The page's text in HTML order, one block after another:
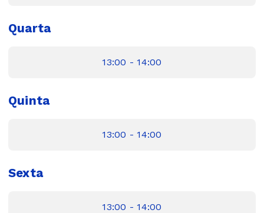
Quarta
13:00 - 14:00
Quinta
13:00 - 14:00
Sexta
13:00 - 14:00